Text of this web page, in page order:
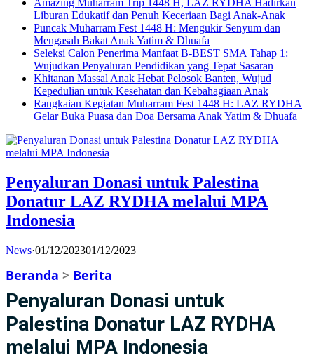
Liburan Edukatif dan Penuh Keceriaan Bagi Anak-Anak
Puncak Muharram Fest 1448 H: Mengukir Senyum dan
Mengasah Bakat Anak Yatim & Dhuafa
Seleksi Calon Penerima Manfaat B-BEST SMA Tahap 1:
Wujudkan Penyaluran Pendidikan yang Tepat Sasaran
Khitanan Massal Anak Hebat Pelosok Banten, Wujud
Kepedulian untuk Kesehatan dan Kebahagiaan Anak
Rangkaian Kegiatan Muharram Fest 1448 H: LAZ RYDHA
Gelar Buka Puasa dan Doa Bersama Anak Yatim & Dhuafa
Penyaluran Donasi untuk Palestina
Donatur LAZ RYDHA melalui MPA
Indonesia
News·01/12/202301/12/2023
Beranda > Berita
Penyaluran Donasi untuk
Palestina Donatur LAZ RYDHA
melalui MPA Indonesia